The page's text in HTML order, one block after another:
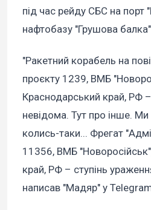
під час рейду СБС на порт
нафтобазу "Грушова
"Ракетний корабель на
проєкту 1239, ВМБ
Краснодарський край, РФ
невідома. Тут про інше.
колись-таки... Фрегат
11356, ВМБ
край, РФ – ступінь
написав "Мадяр" у